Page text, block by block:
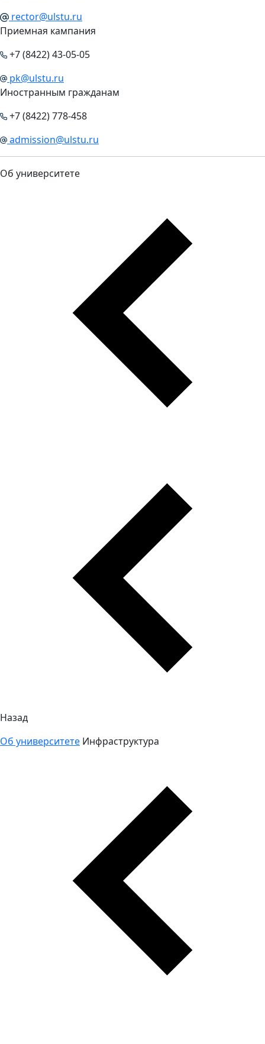
rector@ulstu.ru
Приемная кампания
+7 (8422) 43-05-05
pk@ulstu.ru
Иностранным гражданам
+7 (8422) 778-458
admission@ulstu.ru
Об университете
Назад
Об университете Инфраструктура